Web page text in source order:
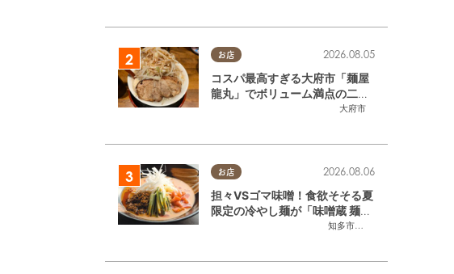
お店
大府市
2026.08.05
コスパ最高すぎる大府市「麺屋
龍丸」でボリューム満点の二郎
系ラーメンを堪能してきた
お店
知多市
,半田市
2026.08.06
担々VSゴマ味噌！食欲そそる夏
限定の冷やし麺が「味噌蔵 麺四
朗 半田店・知多店」で登場／ち